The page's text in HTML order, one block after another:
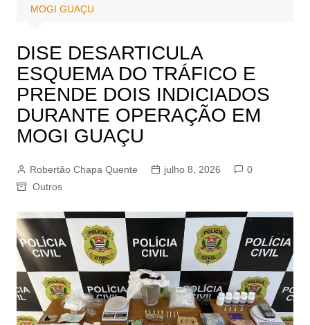
MOGI GUAÇU
DISE DESARTICULA
ESQUEMA DO TRÁFICO E
PRENDE DOIS INDICIADOS
DURANTE OPERAÇÃO EM
MOGI GUAÇU
Robertão Chapa Quente julho 8, 2026
0
Outros